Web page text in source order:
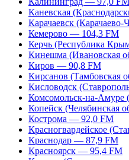
Каневская
Карачаевск
Кемерово — 104,3 FM
Керчь (Республика
Кинешма (Ивановская
Киров — 90,8 FM
Кирсанов (Тамбовская
Кисловодск
Комсомольск-на-Амуре
Копейск (Челябинская
Кострома — 92,0 FM
Красногвардейское
Краснодар — 87,9 FM
Красноярск — 95,4 FM